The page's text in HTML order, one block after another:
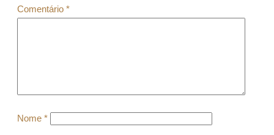
Comentário *
Nome *